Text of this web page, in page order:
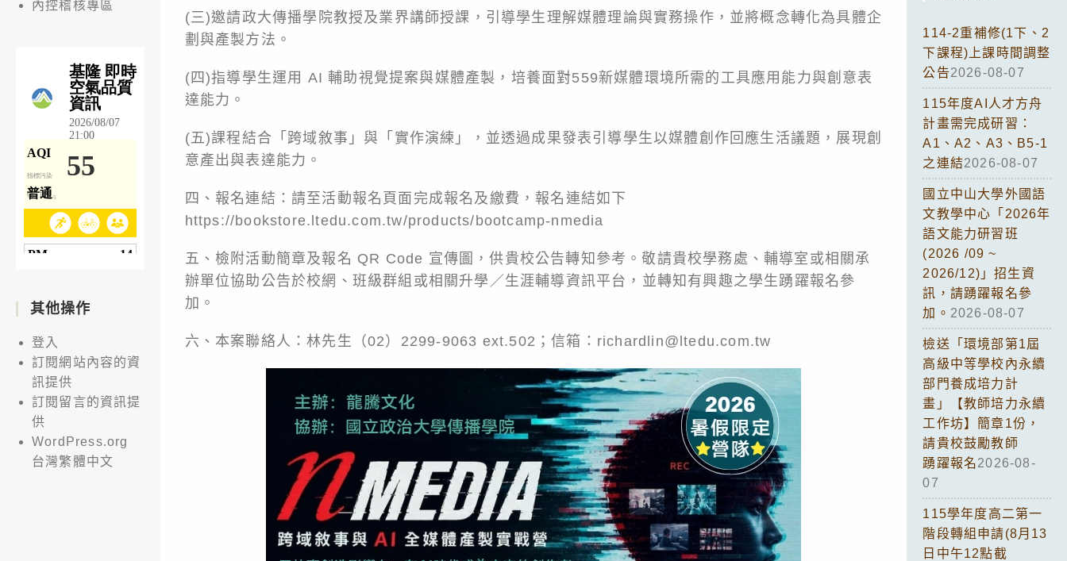
(三)邀請政大傳播學院教授及業界講師授課，引導學生理解媒體理論與實務操作，並將概念轉化為具體企
劃與產製方法。
(四)指導學生運用 AI 輔助視覺提案與媒體產製，培養面對559新媒體環境所需的工具應用能力與創意表
達能力。
(五)課程結合「跨域敘事」與「實作演練」，並透過成果發表引導學生以媒體創作回應生活議題，展現創
意產出與表達能力。
四、報名連結：請至活動報名頁面完成報名及繳費，報名連結如下
https://bookstore.ltedu.com.tw/products/bootcamp-nmedia
五、檢附活動簡章及報名 QR Code 宣傳圖，供貴校公告轉知參考。敬請貴校學務處、輔導室或相關承
辦單位協助公告於校網、班級群組或相關升學／生涯輔導資訊平台，並轉知有興趣之學生踴躍報名參
加。
六、本案聯絡人：林先生（02）2299-9063 ext.502；信箱：richardlin@ltedu.com.tw
內控稽核專區
其他操作
登入
訂閱網站內容的資
訊提供
訂閱留言的資訊提
供
WordPress.org
台灣繁體中文
114-2重補修(1下、2
下課程)上課時間調整
公告2026-08-07
115年度AI人才方舟
計畫需完成研習：
A1、A2、A3、B5-1
之連結2026-08-07
國立中山大學外國語
文教學中心「2026年
語文能力研習班
(2026 /09 ~
2026/12)」招生資
訊，請踴躍報名參
加。 2026-08-07
檢送「環境部第1屆
高級中等學校內永續
部門養成培力計
畫」【教師培力永續
工作坊】簡章1份，
請貴校鼓勵教師
踴躍報名2026-08-
07
115學年度高二第一
階段轉組申請(8月13
日中午12點截